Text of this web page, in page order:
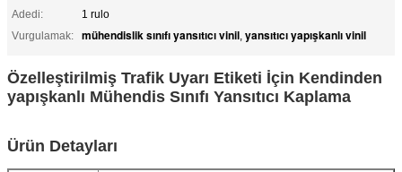
Adedi:
1 rulo
Vurgulamak:
mühendislik sınıfı yansıtıcı vinil, yansıtıcı yapışkanlı vinil
Özelleştirilmiş Trafik Uyarı Etiketi İçin Kendinden
yapışkanlı Mühendis Sınıfı Yansıtıcı Kaplama
Ürün Detayları